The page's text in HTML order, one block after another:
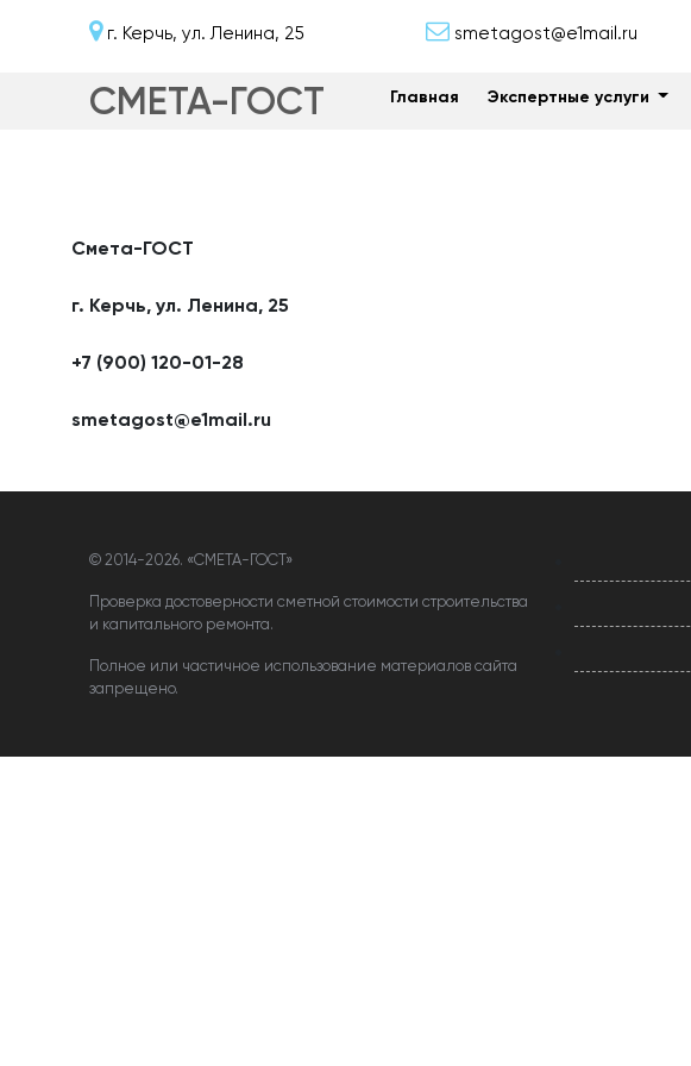
г. Керчь, ул. Ленина, 25 smetagost@e1mail.ru
СМЕТА-ГОСТ Главная Экспертные услуги
Смета-ГОСТ
г. Керчь, ул. Ленина, 25
+7 (900) 120-01-28
smetagost@e1mail.ru
© 2014-2026. «СМЕТА-ГОСТ»
Проверка достоверности сметной стоимости строительства
и капитального ремонта.
Полное или частичное использование материалов сайта
запрещено.